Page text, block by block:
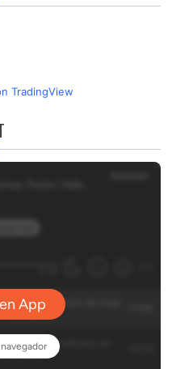
TradingView